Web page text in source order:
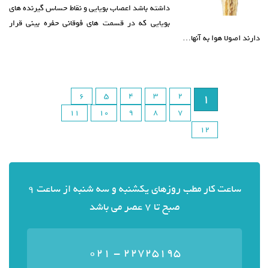
داشته باشد اعصاب بویایی و نقاط حساس گیرنده های
بویایی که در قسمت های فوقانی حفره بینی قرار
دارند اصولا هوا به آنها…
1
2
3
4
5
6
7
8
9
10
11
12
ساعت کار مطب روزهای یکشنبه و سه شنبه از ساعت 9
صبح تا 7 عصر می باشد
22725195 - 021